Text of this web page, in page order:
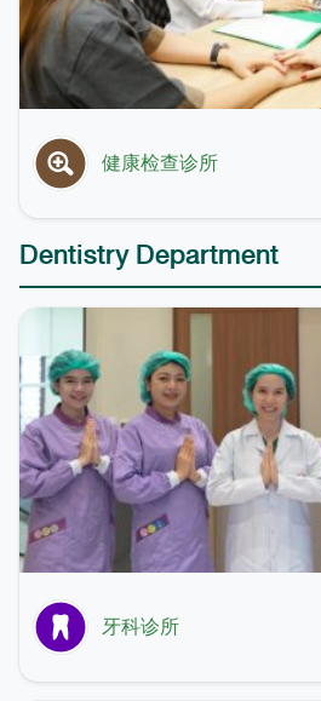
健康检查诊所
Dentistry Department
牙科诊所